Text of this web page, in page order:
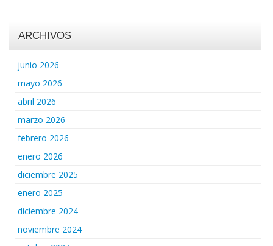
ARCHIVOS
junio 2026
mayo 2026
abril 2026
marzo 2026
febrero 2026
enero 2026
diciembre 2025
enero 2025
diciembre 2024
noviembre 2024